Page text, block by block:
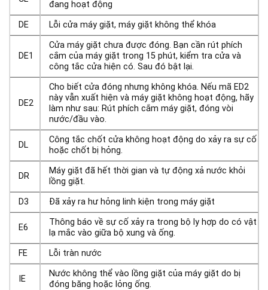
đang hoạt động
DE
Lỗi cửa máy giặt, máy giặt không thể khóa
DE1
Cửa máy giặt chưa được đóng. Bạn cần rút phích
cắm của máy giặt trong 15 phút, kiểm tra cửa và
công tắc cửa hiện có. Sau đó bật lại.
DE2
Cho biết cửa đóng nhưng không khóa. Nếu mã ED2
này vẫn xuất hiện và máy giặt không hoạt động, hãy
làm như sau: Rút phích cắm máy giặt, đóng vòi
nước/đầu vào.
DL
Công tắc chốt cửa không hoạt động do xảy ra sự cố
hoặc chốt bị hỏng.
DR
Máy giặt đã hết thời gian và tự động xả nước khỏi
lồng giặt.
D3
Đã xảy ra hư hỏng linh kiện trong máy giặt
E6
Thông báo về sự cố xảy ra trong bộ ly hợp do có vật
lạ mắc vào giữa bộ xung và ống.
FE
Lỗi tràn nước
IE
Nước không thể vào lồng giặt của máy giặt do bị
đóng băng hoặc lỏng ống.